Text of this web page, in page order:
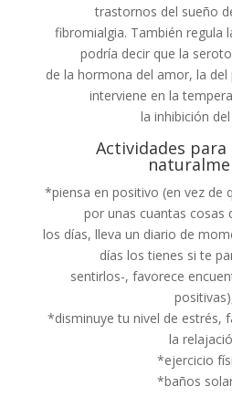
trastornos del sueño
fibromialgia. También regula
podría decir que la
de la hormona del amor, la del
interviene en la
la inhibición
Actividades
*piensa en positivo (en vez de
por unas cuantas cosas
los días, lleva un diario de
días los tienes si te
sentirlos-, favorece
*disminuye tu nivel de estrés,
la
*ejercicio
*baños